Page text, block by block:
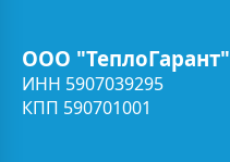
ООО "ТеплоГарант"
ИНН 5907039295
КПП 590701001